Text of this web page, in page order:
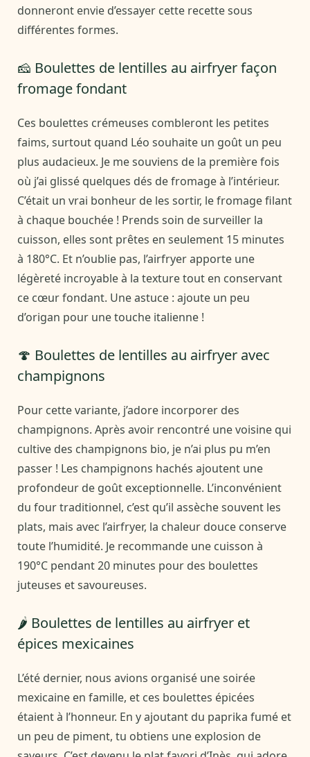
donneront envie d’essayer cette recette sous
différentes formes.
🧀 Boulettes de lentilles au airfryer façon
fromage fondant
Ces boulettes crémeuses combleront les petites
faims, surtout quand Léo souhaite un goût un peu
plus audacieux. Je me souviens de la première fois
où j’ai glissé quelques dés de fromage à l’intérieur.
C’était un vrai bonheur de les sortir, le fromage filant
à chaque bouchée ! Prends soin de surveiller la
cuisson, elles sont prêtes en seulement 15 minutes
à 180°C. Et n’oublie pas, l’airfryer apporte une
légèreté incroyable à la texture tout en conservant
ce cœur fondant. Une astuce : ajoute un peu
d’origan pour une touche italienne !
🍄 Boulettes de lentilles au airfryer avec
champignons
Pour cette variante, j’adore incorporer des
champignons. Après avoir rencontré une voisine qui
cultive des champignons bio, je n’ai plus pu m’en
passer ! Les champignons hachés ajoutent une
profondeur de goût exceptionnelle. L’inconvénient
du four traditionnel, c’est qu’il assèche souvent les
plats, mais avec l’airfryer, la chaleur douce conserve
toute l’humidité. Je recommande une cuisson à
190°C pendant 20 minutes pour des boulettes
juteuses et savoureuses.
🌶️ Boulettes de lentilles au airfryer et
épices mexicaines
L’été dernier, nous avions organisé une soirée
mexicaine en famille, et ces boulettes épicées
étaient à l’honneur. En y ajoutant du paprika fumé et
un peu de piment, tu obtiens une explosion de